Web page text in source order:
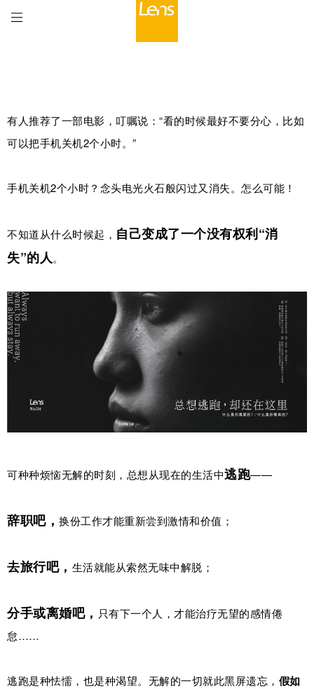
有人推荐了一部电影，叮嘱说：“看的时候最好不要分心，比如
可以把手机关机2个小时。”
手机关机2个小时？念头电光火石般闪过又消失。怎么可能！
不知道从什么时候起， 自己变成了一个没有权利“消
失”的人。
可种种烦恼无解的时刻，总想从现在的生活中逃跑——
辞职吧， 换份工作才能重新尝到激情和价值；
去旅行吧， 生活就能从索然无味中解脱；
分手或离婚吧， 只有下一个人，才能治疗无望的感情倦
怠……
逃跑是种怯懦，也是种渴望。无解的一切就此黑屏遗忘， 假如